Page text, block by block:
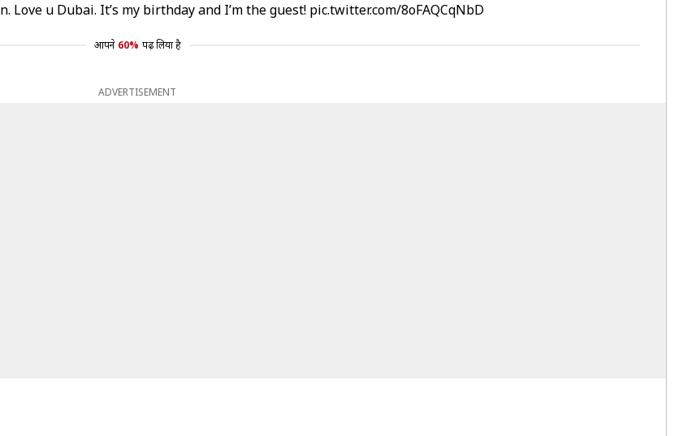
u Dubai. It’s my birthday and I’m the guest! pic.twitter.com/8oFAQCqNbD
आपने 60% पढ़ लिया है
ADVERTISEMENT